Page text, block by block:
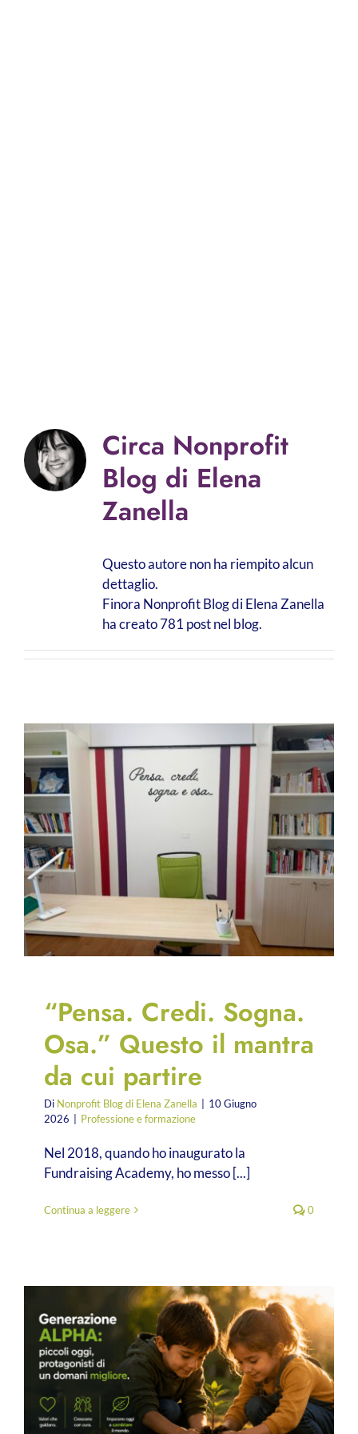
Circa Nonprofit
Blog di Elena
Zanella
Questo autore non ha riempito alcun
dettaglio.
Finora Nonprofit Blog di Elena Zanella
ha creato 781 post nel blog.
“Pensa. Credi. Sogna.
Osa.” Questo il mantra
da cui partire
Di Nonprofit Blog di Elena Zanella
10 Giugno
2026
Professione e formazione
Nel 2018, quando ho inaugurato la
Fundraising Academy, ho messo [...]
Continua a leggere 0